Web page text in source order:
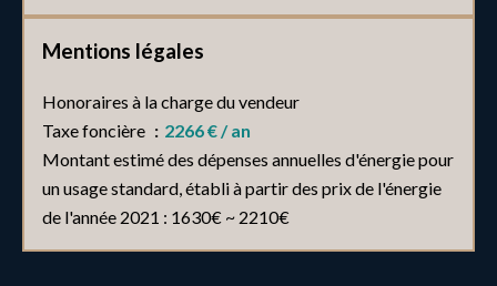
Mentions légales
Honoraires à la charge du vendeur
Taxe foncière
2266 € / an
Montant estimé des dépenses annuelles d'énergie pour
un usage standard, établi à partir des prix de l'énergie
de l'année 2021 : 1630€ ~ 2210€